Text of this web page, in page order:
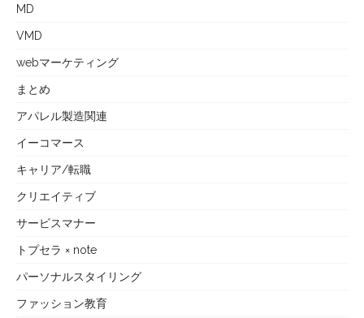
MD
VMD
webマーケティング
まとめ
アパレル製造関連
イーコマース
キャリア/転職
クリエイティブ
サービスマナー
トプセラ × note
パーソナルスタイリング
ファッション教育